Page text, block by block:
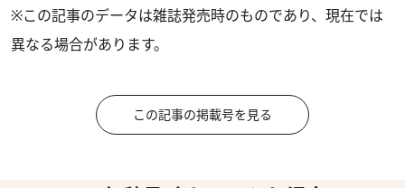
※この記事のデータは雑誌発売時のものであり、現在では
異なる場合があります。
この記事の掲載号を見る